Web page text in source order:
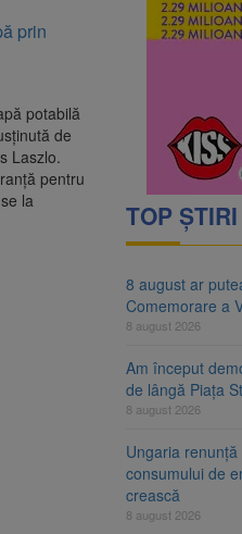
Două persoane primesc
după plata prejudiciului
Victimelor Accidentelor de Muncă
prin
potabilă
de
Laszlo.
pentru
la
TOP ȘTIRI
8 august ar
Comemorare a
8 august 2026
Am început
de lângă Piața
8 august 2026
Ungaria
consumului de
crească
8 august 2026